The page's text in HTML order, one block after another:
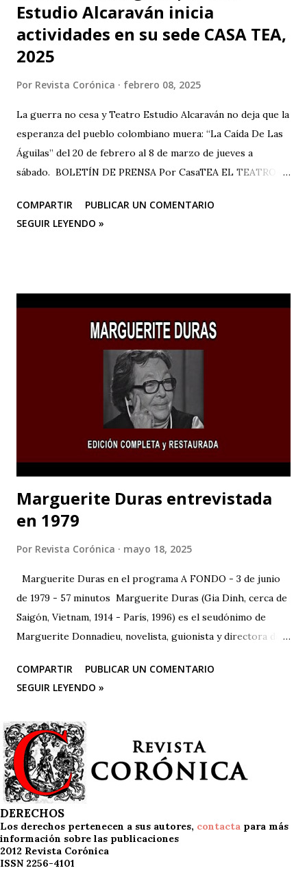
Estudio Alcaraván inicia
actividades en su sede CASA TEA,
2025
Por Revista Corónica febrero 08, 2025
La guerra no cesa y Teatro Estudio Alcaraván no deja que la
esperanza del pueblo colombiano muera: “La Caída De Las
Águilas” del 20 de febrero al 8 de marzo de jueves a
sábado. BOLETÍN DE PRENSA Por CasaTEA EL TEATRO
Alcaraván inicia actividades en su sede CASA TEA con un
homenaje muy especial que se hará en conmemoración de
de jueves a sábado. Los integrantes del grupo Teatro
Estudio Alcaraván sienten la necesidad de seguir en la lucha
contra el olvido con la obra teatral “La Caída De Las
Águilas”, una historia que a través del arte contribuye a la
memoria histórica como acción restaurativa y emblemática
de un país donde la guerra se permea las veces que sea
“necesarias” a mano de los actores del conflicto armado. El
teatro se erige como un lugar para reflexionar sobre lo...
COMPARTIR
PUBLICAR UN COMENTARIO
SEGUIR LEYENDO »
Marguerite Duras entrevistada
en 1979
Por Revista Corónica mayo 18, 2025
Marguerite Duras en el programa A FONDO - 3 de junio
de 1979 - 57 minutos Marguerite Duras (Gia Dinh, cerca de
Saigón, Vietnam, 1914 - París, 1996) es el seudónimo de
Marguerite Donnadieu, novelista, guionista y directora de
derecho, matemáticas y ciencias políticas. En 1943 publicó
su primera obra, "La impudicia", a la que seguirían más de
dramáticos. En 1971 publica "El amor", que anticipa en
ciertos aspectos su obra más celebrada, "El amante" (1984),
ganadora, entre otros, del Premio Goncourt. En 1977
escribe, dirige e interpreta con Gerard Depardieu "Le
camion". Es autora también de "India song", entre otras
películas.
COMPARTIR
PUBLICAR UN COMENTARIO
SEGUIR LEYENDO »
DERECHOS
Los derechos pertenecen a sus autores, contacta para más
información sobre las publicaciones
2012 Revista Corónica
ISSN 2256-4101